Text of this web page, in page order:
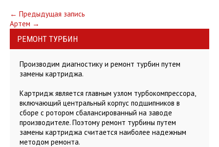
Post
navigation
← Предыдущая запись
Артем →
РЕМОНТ ТУРБИН
Производим диагностику и ремонт турбин путем
замены картриджа.
Картридж является главным узлом турбокомпрессора,
включающий центральный корпус подшипников в
сборе с ротором сбалансированный на заводе
производителе. Поэтому ремонт турбины путем
замены картриджа считается наиболее надежным
методом ремонта.